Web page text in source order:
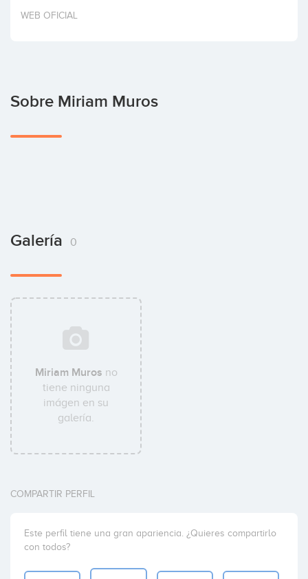
Invertir
WEB OFICIAL
Sobre Miriam Muros
Galería 0
Miriam Muros no
tiene ninguna
imágen en su
galería.
COMPARTIR PERFIL
Este perfil tiene una gran apariencia. ¿Quieres compartirlo
con todos?